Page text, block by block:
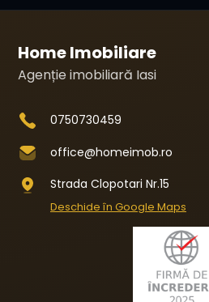
Home Imobiliare
Agenție imobiliară Iasi
0750730459
office@homeimob.ro
Strada Clopotari Nr.15
Deschide în Google Maps